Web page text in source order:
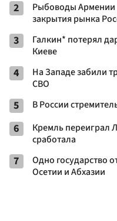
2
Рыбоводы Армении
закрытия рынка
3
Галкин* потерял
Киеве
4
На Западе забили
СВО
5 В России
6
Кремль переиграл
сработала
7
Одно государство
Осетии и Абхазии